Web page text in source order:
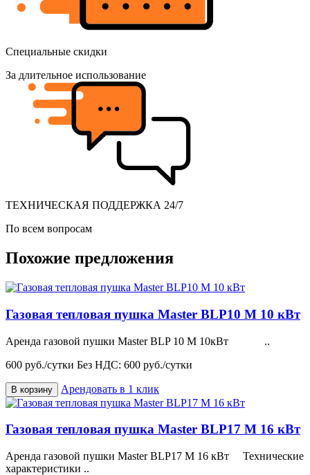
Специальные скидки
За длительное использование
ТЕХНИЧЕСКАЯ ПОДДЕРЖКА 24/7
По всем вопросам
Похожие предложения
Газовая тепловая пушка Master BLP10 M 10 кВт
Аренда газовой пушки Master BLP 10 M 10кВт ..
600 руб./сутки Без НДС: 600 руб./сутки
В корзину Арендовать в 1 клик
Газовая тепловая пушка Master BLP17 M 16 кВт
Аренда газовой пушки Master BLP17 M 16 кВт Технические
характеристики ..